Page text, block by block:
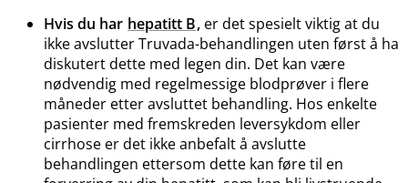
Hvis du har hepatitt B, er det spesielt viktig at du
ikke avslutter Truvada-behandlingen uten først å ha
diskutert dette med legen din. Det kan være
nødvendig med regelmessige blodprøver i flere
måneder etter avsluttet behandling. Hos enkelte
pasienter med fremskreden leversykdom eller
cirrhose er det ikke anbefalt å avslutte
behandlingen ettersom dette kan føre til en